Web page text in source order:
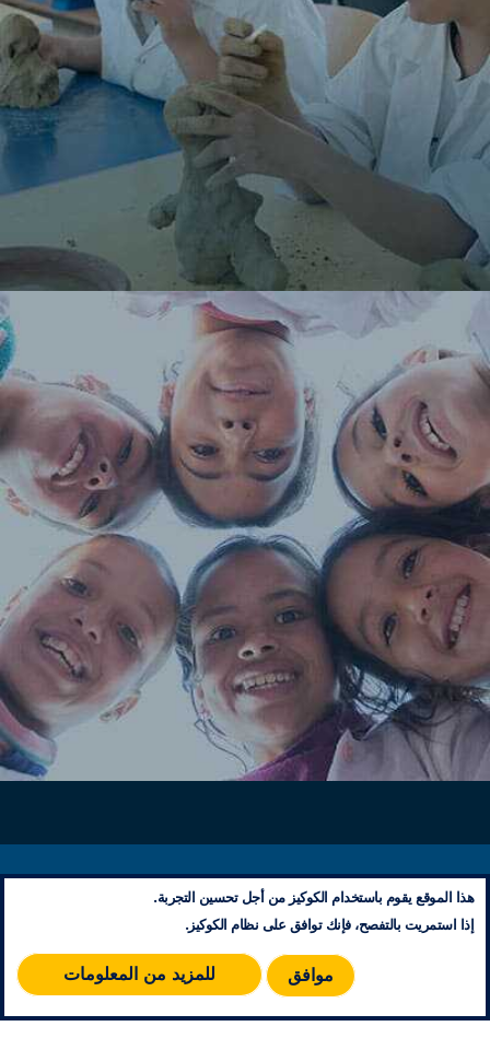
معلومات تنظيمية
إتصل بنا
مخطط الموقع
RSS
هذا الموقع يقوم باستخدام الكوكيز من أجل تحسين التجربة.
إذا استمريت بالتفصح، فإنك توافق على نظام الكوكيز.
موافق للمزيد من المعلومات